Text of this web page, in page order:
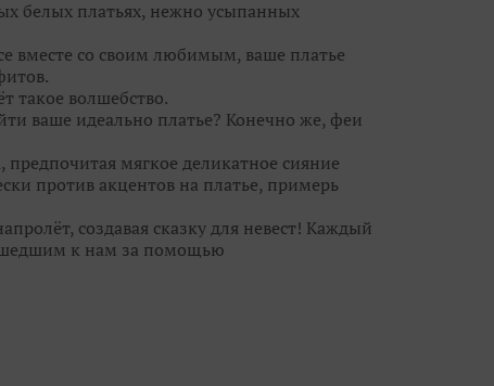
белых платьях, нежно усыпанных
вместе со своим любимым, ваше платье
такое волшебство.⠀
ваше идеально платье? Конечно же, феи
мягкое деликатное сияние
против акцентов на платье, примерь
создавая сказку для невест! Каждый
к нам за помощью
а для кого идеальна пудровая дымка.
платье, но и туфельки, украшения. И